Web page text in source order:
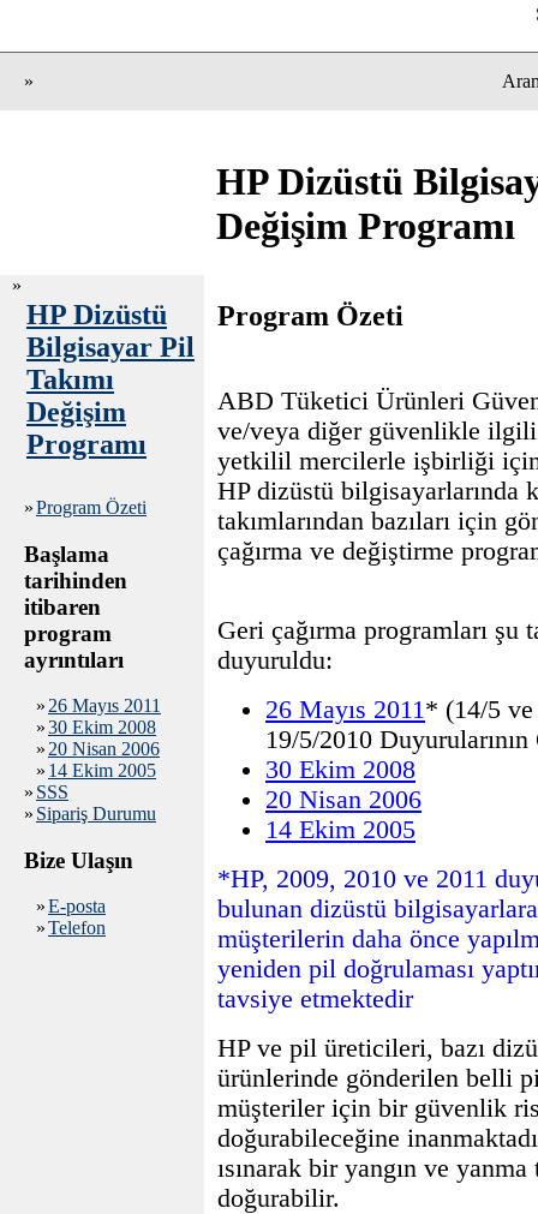
»
HP Dizüstü
Değişim Programı
»
HP Dizüstü
Bilgisayar Pil
Takımı
Değişim
Programı
»Program Özeti
Başlama
tarihinden
itibaren
program
ayrıntıları
» 26 Mayıs 2011
»30 Ekim 2008
» 20 Nisan 2006
» 14 Ekim 2005
» SSS
» Sipariş Durumu
Bize Ulaşın
»E-posta
»Telefon
Program Özeti
ABD Tüketici Ürünleri
ve/veya diğer güvenlikle
yetkilil mercilerle işbirliği
HP dizüstü bilgisayarlarında
takımlarından bazıları için
çağırma ve değiştirme
Geri çağırma programları şu
duyuruldu:
26 Mayıs 2011* (14/5
19/5/2010
30 Ekim 2008
20 Nisan 2006
14 Ekim 2005
*HP, 2009, 2010 ve 2011
bulunan dizüstü
müşterilerin daha önce
yeniden pil doğrulaması
tavsiye etmektedir
HP ve pil üreticileri, bazı
ürünlerinde gönderilen belli
müşteriler için bir güvenlik
doğurabileceğine
ısınarak bir yangın ve
doğurabilir.